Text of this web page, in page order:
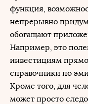
функция,
непрерывно
обогащают
Например, это
инвестициям
справочники по
Кроме того, для
может просто